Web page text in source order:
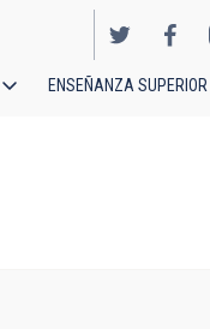
ENSEÑANZA SUPERIOR